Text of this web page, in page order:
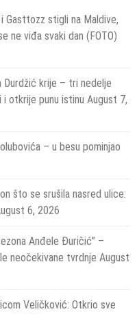
Gasttozz stigli na Maldive,
ne viđa svaki dan (FOTO)
Durdžić krije – tri nedelje
i otkrije punu istinu August 7,
– u besu pominjao
što se srušila nasred ulice:
6, 2026
Anđele Đuričić” –
neočekivane tvrdnje August
Veličković: Otkrio sve